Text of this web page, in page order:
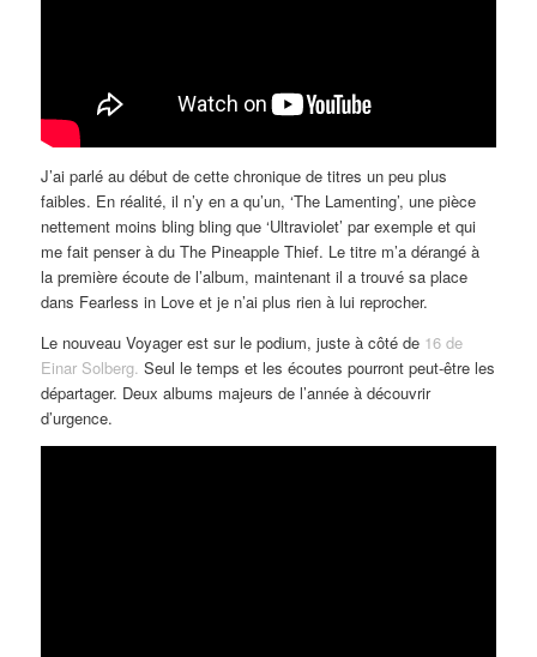
J’ai parlé au début de cette chronique de titres un peu plus
faibles. En réalité, il n’y en a qu’un, ‘The Lamenting’, une pièce
nettement moins bling bling que ‘Ultraviolet’ par exemple et qui
me fait penser à du The Pineapple Thief. Le titre m’a dérangé à
la première écoute de l’album, maintenant il a trouvé sa place
dans Fearless in Love et je n’ai plus rien à lui reprocher.
Le nouveau Voyager est sur le podium, juste à côté de 16 de
Einar Solberg. Seul le temps et les écoutes pourront peut-être les
départager. Deux albums majeurs de l’année à découvrir
d’urgence.